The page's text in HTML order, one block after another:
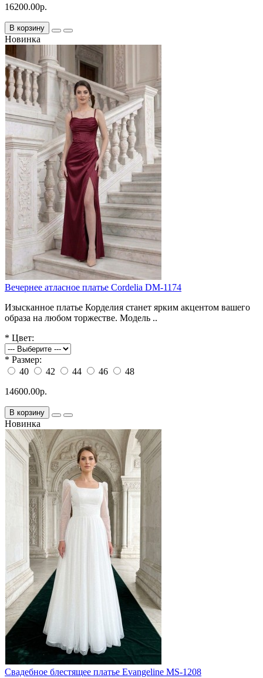
16200.00р.
В корзину
Новинка
Вечернее атласное платье Cordelia DM-1174
Изысканное платье Корделия станет ярким акцентом вашего
образа на любом торжестве. Модель ..
* Цвет:
* Размер:
40
42 44 46
48
14600.00р.
В корзину
Новинка
Свадебное блестящее платье Evangeline MS-1208